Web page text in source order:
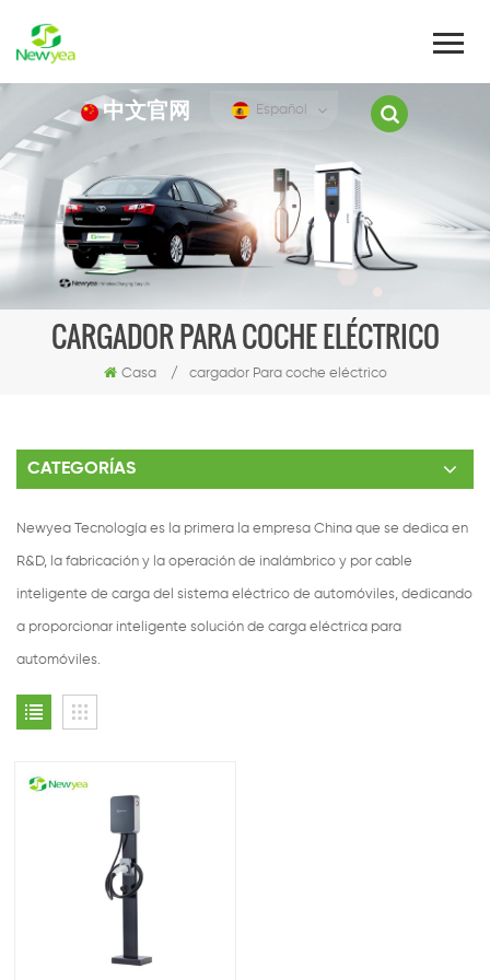
中文官网 Español
CARGADOR PARA COCHE ELÉCTRICO
Casa / cargador Para coche eléctrico
CATEGORÍAS
Newyea Tecnología es la primera la empresa China que se dedica en
R&D, la fabricación y la operación de inalámbrico y por cable
inteligente de carga del sistema eléctrico de automóviles, dedicando
a proporcionar inteligente solución de carga eléctrica para
automóviles.